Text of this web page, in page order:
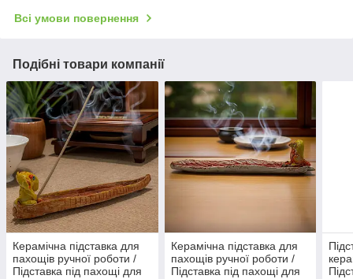
Всі умови повернення
Подібні товари компанії
Керамічна підставка для
пахощів ручної роботи /
Підставка під пахощі для
Керамічна підставка для
пахощів ручної роботи /
Підставка під пахощі для